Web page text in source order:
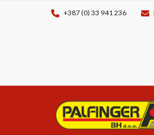
+387 (0) 33 941 236